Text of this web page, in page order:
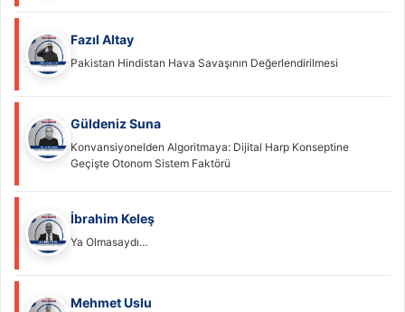
Fazıl Altay
Pakistan Hindistan Hava Savaşının Değerlendirilmesi
Güldeniz Suna
Konvansiyonelden Algoritmaya: Dijital Harp Konseptine
Geçişte Otonom Sistem Faktörü
İbrahim Keleş
Ya Olmasaydı…
Mehmet Uslu